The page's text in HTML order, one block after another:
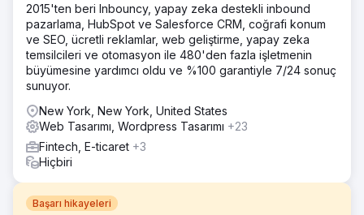
2015'ten beri Inbouncy, yapay zeka destekli inbound
pazarlama, HubSpot ve Salesforce CRM, coğrafi konum
ve SEO, ücretli reklamlar, web geliştirme, yapay zeka
temsilcileri ve otomasyon ile 480'den fazla işletmenin
büyümesine yardımcı oldu ve %100 garantiyle 7/24 sonuç
sunuyor.
New York, New York, United States
Web Tasarımı, Wordpress Tasarımı +23
Fintech, E-ticaret +3
Hiçbiri
Başarı hikayeleri